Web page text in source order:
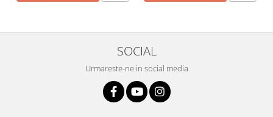
SOCIAL
Urmareste-ne in social media